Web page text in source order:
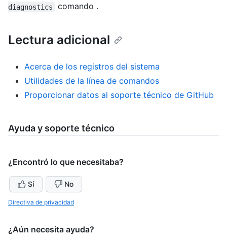
diagnostics
comando .
Lectura adicional
Acerca de los registros del sistema
Utilidades de la línea de comandos
Proporcionar datos al soporte técnico de GitHub
Ayuda y soporte técnico
¿Encontró lo que necesitaba?
Sí No
Directiva de privacidad
¿Aún necesita ayuda?